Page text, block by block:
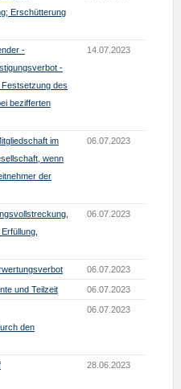
Erschütterung
-
-
des
bezifferten
14.07.2023
im
wenn
der
06.07.2023
06.07.2023
06.07.2023
und Teilzeit 06.07.2023
den
06.07.2023
28.06.2023